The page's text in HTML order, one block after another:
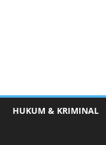
HUKUM & KRIMINAL